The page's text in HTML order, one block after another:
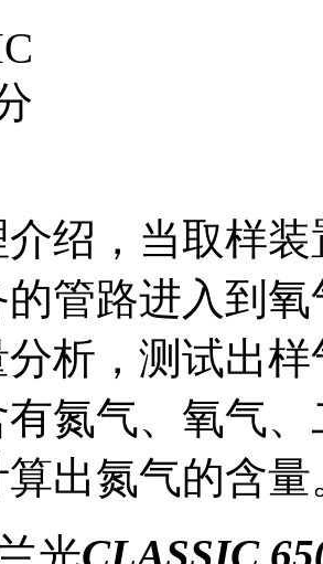
绍，当取样
管路进入到
析，测试出
氮气、氧气
出氮气的含量
光CLASSIC